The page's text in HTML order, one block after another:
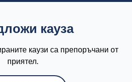
кауза
каузи са препоръчани от
приятел.